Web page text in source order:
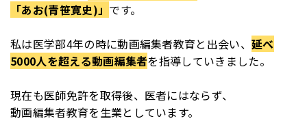
「あお(青笹寛史)」 です。
私は医学部4年の時に動画編集者教育と出会い、延べ
5000人を超える動画編集者を指導していきました。
現在も医師免許を取得後、医者にはならず、
動画編集者教育を生業としています。